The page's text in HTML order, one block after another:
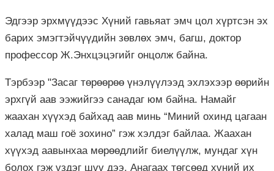
Эдгээр эрхмүүдээс Хүний гавьяат эмч цол хүртсэн эх
барих эмэгтэйчүүдийн зөвлөх эмч, багш, доктор
профессор Ж.Энхцэцэгийг онцолж байна.
Тэрбээр "Засаг төрөөрөө үнэлүүлээд эхлэхээр өөрийн
эрхгүй аав ээжийгээ санадаг юм байна. Намайг
жаахан хүүхэд байхад аав минь “Миний охинд цагаан
халад маш гоё зохино” гэж хэлдэг байлаа. Жаахан
хүүхэд аавынхаа мөрөөдлийг биелүүлж, мундаг хүн
болох гэж үздэг шүү дээ. Анагаах төгсөөд хүний их